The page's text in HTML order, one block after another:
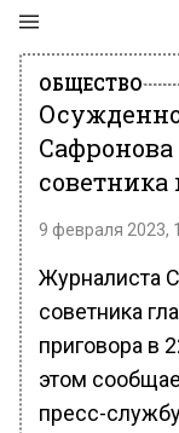
ОБЩЕСТВО
советника
9 февраля 2023,
Журналиста
советника
приговора в
этом
пресс-